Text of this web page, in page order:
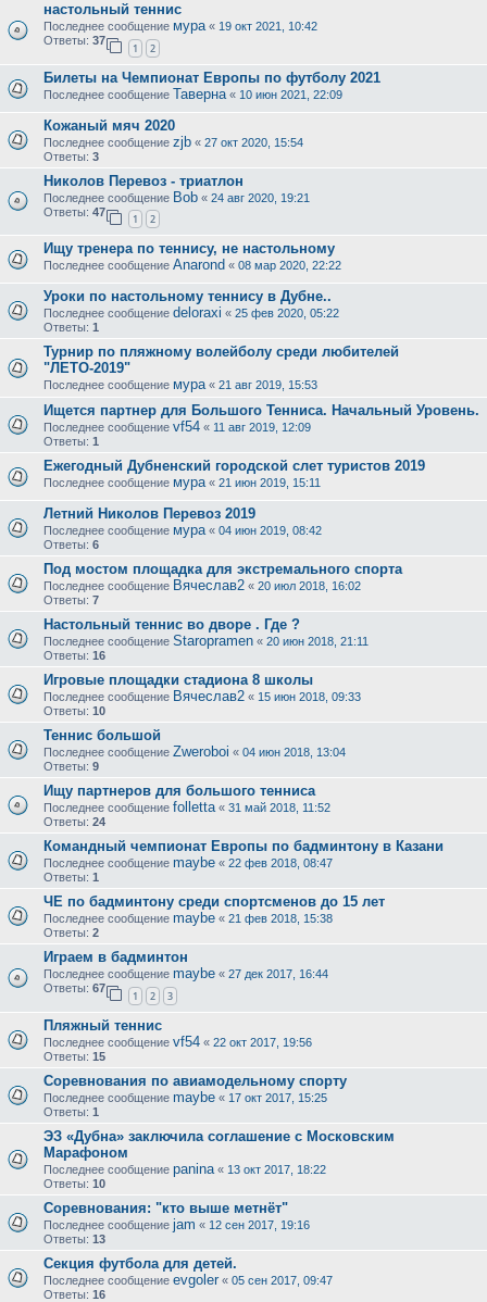
настольный теннис
Последнее сообщение мура « 19 окт 2021, 10:42
Ответы: 37
1 2
Билеты на Чемпионат Европы по футболу 2021
Последнее сообщение Таверна « 10 июн 2021, 22:09
Кожаный мяч 2020
Последнее сообщение zjb « 27 окт 2020, 15:54
Ответы: 3
Николов Перевоз - триатлон
Последнее сообщение Bob « 24 авг 2020, 19:21
Ответы: 47
1 2
Ищу тренера по теннису, не настольному
Последнее сообщение Anarond « 08 мар 2020, 22:22
Уроки по настольному теннису в Дубне..
Последнее сообщение deloraxi « 25 фев 2020, 05:22
Ответы: 1
Турнир по пляжному волейболу среди любителей
"ЛЕТО-2019"
Последнее сообщение мура « 21 авг 2019, 15:53
Ищется партнер для Большого Тенниса. Начальный Уровень.
Последнее сообщение vf54 « 11 авг 2019, 12:09
Ответы: 1
Ежегодный Дубненский городской слет туристов 2019
Последнее сообщение мура « 21 июн 2019, 15:11
Летний Николов Перевоз 2019
Последнее сообщение мура « 04 июн 2019, 08:42
Ответы: 6
Под мостом площадка для экстремального спорта
Последнее сообщение Вячеслав2 « 20 июл 2018, 16:02
Ответы: 7
Настольный теннис во дворе . Где ?
Последнее сообщение Staropramen « 20 июн 2018, 21:11
Ответы: 16
Игровые площадки стадиона 8 школы
Последнее сообщение Вячеслав2 « 15 июн 2018, 09:33
Ответы: 10
Теннис большой
Последнее сообщение Zweroboi « 04 июн 2018, 13:04
Ответы: 9
Ищу партнеров для большого тенниса
Последнее сообщение folletta « 31 май 2018, 11:52
Ответы: 24
Командный чемпионат Европы по бадминтону в Казани
Последнее сообщение maybe « 22 фев 2018, 08:47
Ответы: 1
ЧЕ по бадминтону среди спортсменов до 15 лет
Последнее сообщение maybe « 21 фев 2018, 15:38
Ответы: 2
Играем в бадминтон
Последнее сообщение maybe « 27 дек 2017, 16:44
Ответы: 67
1 2 3
Пляжный теннис
Последнее сообщение vf54 « 22 окт 2017, 19:56
Ответы: 15
Соревнования по авиамодельному спорту
Последнее сообщение maybe « 17 окт 2017, 15:25
Ответы: 1
ЭЗ «Дубна» заключила соглашение с Московским
Марафоном
Последнее сообщение panina « 13 окт 2017, 18:22
Ответы: 10
Соревнования: "кто выше метнёт"
Последнее сообщение jam « 12 сен 2017, 19:16
Ответы: 13
Секция футбола для детей.
Последнее сообщение evgoler « 05 сен 2017, 09:47
Ответы: 16